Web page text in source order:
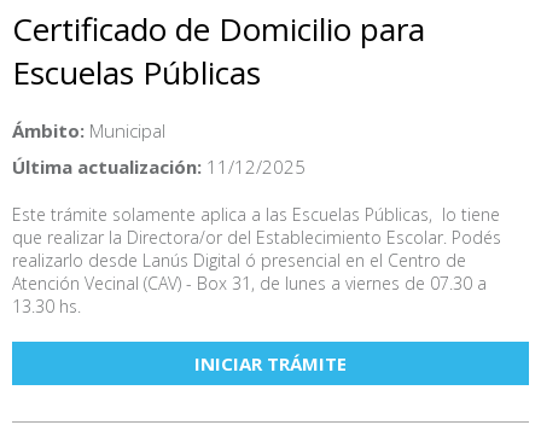
Certificado de Domicilio para
Escuelas Públicas
Ámbito: Municipal
Última actualización: 11/12/2025
Este trámite solamente aplica a las Escuelas Públicas, lo tiene
que realizar la Directora/or del Establecimiento Escolar. Podés
realizarlo desde Lanús Digital ó presencial en el Centro de
Atención Vecinal (CAV) - Box 31, de lunes a viernes de 07.30 a
13.30 hs.
INICIAR TRÁMITE